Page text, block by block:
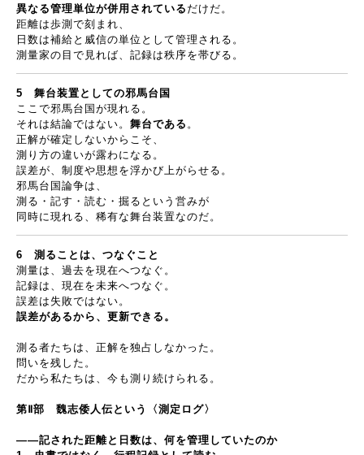
異なる管理単位が併用されている だけだ。
距離は歩測で刻まれ、
日数は補給と威信の単位として管理される。
測量家の目で見れば、記録は秩序を帯びる。
5 舞台装置としての邪馬台国
ここで邪馬台国が現れる。
それは結論ではない。 舞台である 。
正解が確定しないからこそ、
測り方の違いが露わになる。
誤差が、制度や思想を浮かび上がらせる。
邪馬台国論争は、
測る・記す・読む・掘るという営みが
同時に現れる、稀有な舞台装置なのだ。
6 測ることは、つなぐこと
測量は、過去を現在へつなぐ。
記録は、現在を未来へつなぐ。
誤差は失敗ではない。
誤差があるから、更新できる。
測る者たちは、正解を独占しなかった。
問いを残した。
だから私たちは、今も測り続けられる。
第Ⅱ部 魏志倭人伝という〈測定ログ〉
――記された距離と日数は、何を管理していたのか